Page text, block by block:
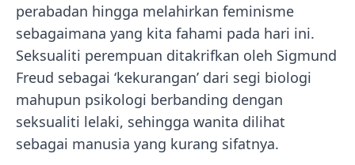
perabadan hingga melahirkan feminisme
sebagaimana yang kita fahami pada hari ini.
Seksualiti perempuan ditakrifkan oleh Sigmund
Freud sebagai ‘kekurangan’ dari segi biologi
mahupun psikologi berbanding dengan
seksualiti lelaki, sehingga wanita dilihat
sebagai manusia yang kurang sifatnya.